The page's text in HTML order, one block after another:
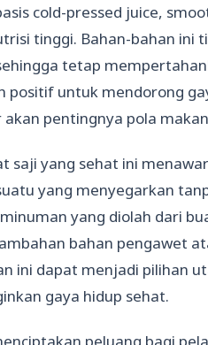
cold-pressed juice,
tinggi. Bahan-bahan ini
tetap
positif untuk mendorong
akan pentingnya pola
saji yang sehat ini
yang menyegarkan
yang diolah dari
bahan pengawet
ini dapat menjadi pilihan
gaya hidup sehat.